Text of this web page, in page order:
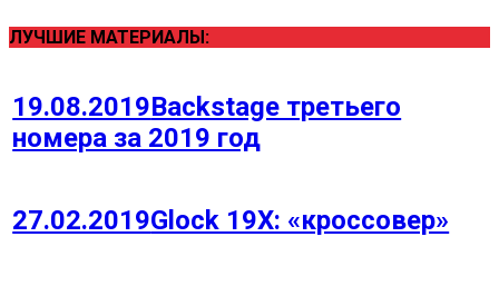
ЛУЧШИЕ МАТЕРИАЛЫ:
19.08.2019Backstage третьего
номера за 2019 год
27.02.2019Glock 19Х: «кроссовер»